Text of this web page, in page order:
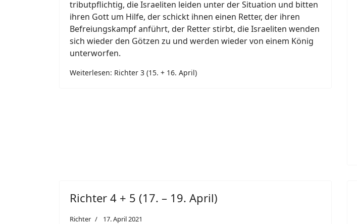
tributpflichtig, die Israeliten leiden unter der Situation und bitten
ihren Gott um Hilfe, der schickt ihnen einen Retter, der ihren
Befreiungskampf anführt, der Retter stirbt, die Israeliten wenden
sich wieder den Götzen zu und werden wieder von einem König
unterworfen.
Weiterlesen: Richter 3 (15. + 16. April)
Richter 4 + 5 (17. – 19. April)
Richter 17. April 2021